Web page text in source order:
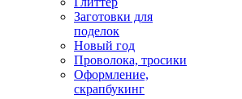
Заготовки для
поделок
Новый год
Проволока, тросики
Оформление,
скрапбукинг